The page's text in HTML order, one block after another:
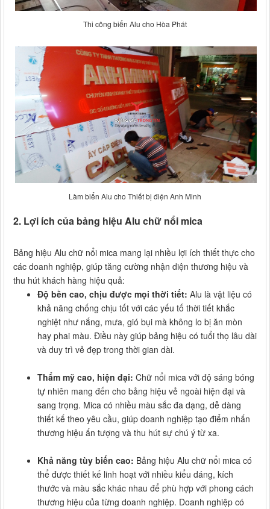
Thi công biển Alu cho Hòa Phát
Làm biển Alu cho Thiết bị điện Anh Minh
2. Lợi ích của bảng hiệu Alu chữ nổi mica
Bảng hiệu Alu chữ nổi mica mang lại nhiều lợi ích thiết thực cho
các doanh nghiệp, giúp tăng cường nhận diện thương hiệu và
thu hút khách hàng hiệu quả:
Độ bền cao, chịu được mọi thời tiết: Alu là vật liệu có
khả năng chống chịu tốt với các yếu tố thời tiết khắc
nghiệt như nắng, mưa, gió bụi mà không lo bị ăn mòn
hay phai màu. Điều này giúp bảng hiệu có tuổi thọ lâu dài
và duy trì vẻ đẹp trong thời gian dài.
Thẩm mỹ cao, hiện đại: Chữ nổi mica với độ sáng bóng
tự nhiên mang đến cho bảng hiệu vẻ ngoài hiện đại và
sang trọng. Mica có nhiều màu sắc đa dạng, dễ dàng
thiết kế theo yêu cầu, giúp doanh nghiệp tạo điểm nhấn
thương hiệu ấn tượng và thu hút sự chú ý từ xa.
Khả năng tùy biến cao: Bảng hiệu Alu chữ nổi mica có
thể được thiết kế linh hoạt với nhiều kiểu dáng, kích
thước và màu sắc khác nhau để phù hợp với phong cách
thương hiệu của từng doanh nghiệp. Doanh nghiệp có